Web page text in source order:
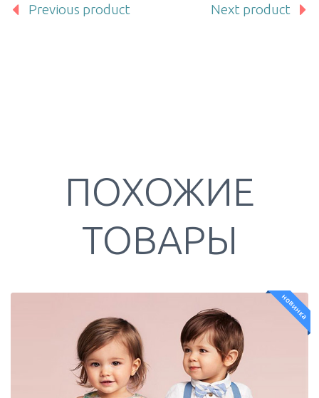
Previous product Next product
ПОХОЖИЕ
ТОВАРЫ
новинка